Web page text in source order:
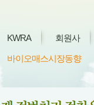
KWRA 회원사
바이오매스시장동향